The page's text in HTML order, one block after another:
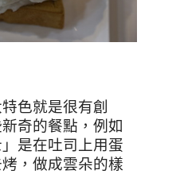
色就是很有創
奇的餐點，例如
是在吐司上用蛋
，做成雲朵的樣